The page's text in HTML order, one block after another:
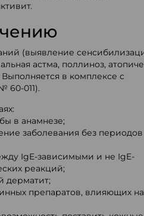
(выявление
астма, поллиноз,
в комплексе с
60-011).
в анамнезе;
заболевания без периодов
IgE-зависимыми и не IgE-
реакций;
дерматит;
препаратов, влияющих на